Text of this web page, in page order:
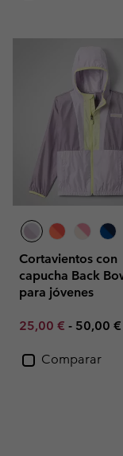
Cortavientos con
capucha Back
para jóvenes
Minimum sale
25,00 € - 50,00 €
Comparar